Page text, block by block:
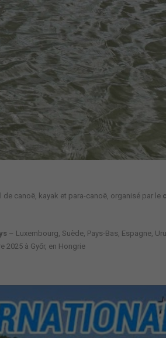
de canoë, kayak et para-canoë, organisé par le
– Luxembourg, Suède, Pays-Bas, Espagne,
2025 à Győr, en Hongrie